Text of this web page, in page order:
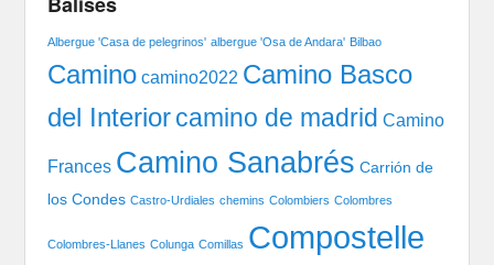
Albergue 'Casa de pelegrinos' albergue 'Osa de Andara' Bilbao
Camino camino2022 Camino Basco
del Interiorcamino de madrid Camino
Frances Camino Sanabrés Carrión de
los Condes Castro-Urdiales chemins Colombiers Colombres
Colombres-Llanes Colunga Comillas Compostelle